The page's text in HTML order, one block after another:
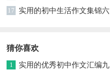
6篇
17
实用的初中生活作文集锦六
猜你喜欢
1
实用的优秀初中作文汇编九